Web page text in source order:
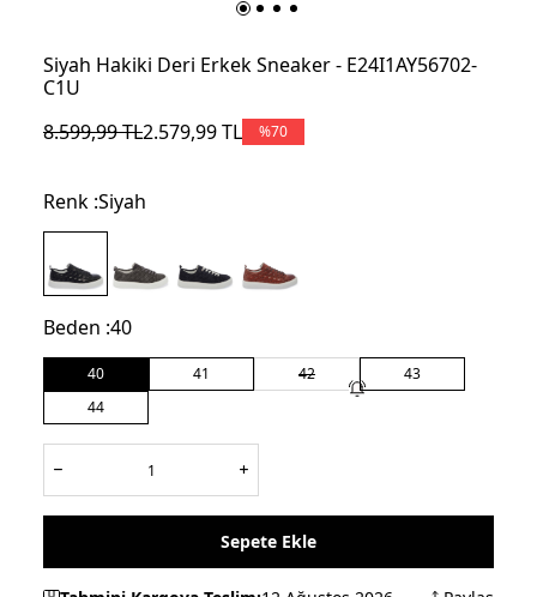
Siyah Hakiki Deri Erkek Sneaker - E24I1AY56702-
C1U
8.599,99TL2.579,99TL %70
Renk :Siyah
Beden :40
40 41 42
43
44
Sepete Ekle